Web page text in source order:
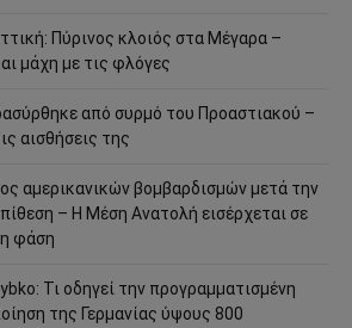
Πύρινος κλοιός στα Μέγαρα –
μάχη με τις φλόγες
από συρμό του Προαστιακού –
αισθήσεις της
αμερικανικών βομβαρδισμών μετά την
– Η Μέση Ανατολή εισέρχεται σε
φάση
Τι οδηγεί την προγραμματισμένη
της Γερμανίας ύψους 800